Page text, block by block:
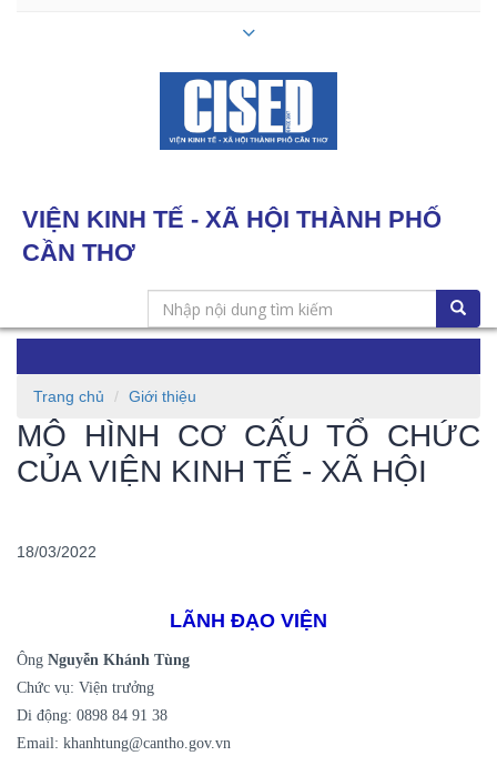
VIỆN KINH TẾ - XÃ HỘI THÀNH PHỐ
CẦN THƠ
navigation
Trang chủ Giới thiệu
MÔ HÌNH CƠ CẤU TỔ CHỨC
CỦA VIỆN KINH TẾ - XÃ HỘI
18/03/2022
LÃNH ĐẠO VIỆN
Ông Nguyễn Khánh Tùng
Chức vụ: Viện trưởng
Di động: 0898 84 91 38
Email: khanhtung@cantho.gov.vn